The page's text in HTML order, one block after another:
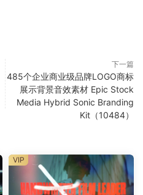
下一篇
485个企业商业级品牌LOGO商标
展示背景音效素材 Epic Stock
Media Hybrid Sonic Branding
Kit（10484）
VIP